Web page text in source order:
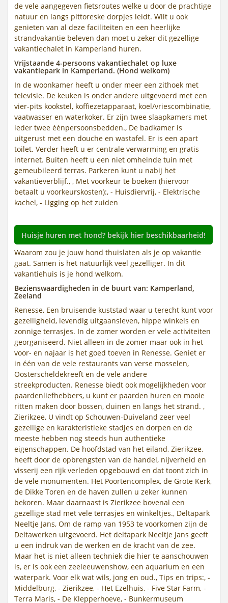
de vele aangegeven fietsroutes welke u door de prachtige
natuur en langs pittoreske dorpjes leidt. Wilt u ook
genieten van al deze faciliteiten en een heerlijke
strandvakantie beleven dan moet u zeker dit gezellige
vakantiechalet in Kamperland huren.
Vrijstaande 4-persoons vakantiechalet op luxe
vakantiepark in Kamperland. (Hond welkom)
In de woonkamer heeft u onder meer een zithoek met
televisie. De keuken is onder andere uitgevoerd met een
vier-pits kookstel, koffiezetapparaat, koel/vriescombinatie,
vaatwasser en waterkoker. Er zijn twee slaapkamers met
ieder twee éénpersoonsbedden., De badkamer is
uitgerust met een douche en wastafel. Er is een apart
toilet. Verder heeft u er centrale verwarming en gratis
internet. Buiten heeft u een niet omheinde tuin met
gemeubileerd terras. Parkeren kunt u nabij het
vakantieverblijf., , Met voorkeur te boeken (hiervoor
betaalt u voorkeurskosten):, - Huisdiervrij, - Elektrische
kachel, - Ligging op het zuiden
Huisje huren met hond? bekijk hier beschikbaarheid!
Waarom zou je jouw hond thuislaten als je op vakantie
gaat. Samen is het natuurlijk veel gezelliger. In dit
vakantiehuis is je hond welkom.
Bezienswaardigheden in de buurt van: Kamperland,
Zeeland
Renesse, Een bruisende kuststad waar u terecht kunt voor
gezelligheid, levendig uitgaansleven, hippe winkels en
zonnige terrasjes. In de zomer worden er vele activiteiten
georganiseerd. Niet alleen in de zomer maar ook in het
voor- en najaar is het goed toeven in Renesse. Geniet er
in één van de vele restaurants van verse mosselen,
Oosterscheldekreeft en de vele andere
streekproducten. Renesse biedt ook mogelijkheden voor
paardenliefhebbers, u kunt er paarden huren en mooie
ritten maken door bossen, duinen en langs het strand. ,
Zierikzee, U vindt op Schouwen-Duiveland zeer veel
gezellige en karakteristieke stadjes en dorpen en de
meeste hebben nog steeds hun authentieke
eigenschappen. De hoofdstad van het eiland, Zierikzee,
heeft door de opbrengsten van de handel, nijverheid en
visserij een rijk verleden opgebouwd en dat toont zich in
de vele monumenten. Het Poortencomplex, de Grote Kerk,
de Dikke Toren en de haven zullen u zeker kunnen
bekoren. Maar daarnaast is Zierikzee bovenal een
gezellige stad met vele terrasjes en winkeltjes., Deltapark
Neeltje Jans, Om de ramp van 1953 te voorkomen zijn de
Deltawerken uitgevoerd. Het deltapark Neeltje Jans geeft
u een indruk van de werken en de kracht van de zee.
Maar het is niet alleen techniek die hier te aanschouwen
is, er is ook een zeeleeuwenshow, een aquarium en een
waterpark. Voor elk wat wils, jong en oud., Tips en trips:, -
Middelburg, - Zierikzee, - Het Ezelhuis, - Five Star Farm, -
Terra Maris, - De Klepperhoeve, - Bunkermuseum